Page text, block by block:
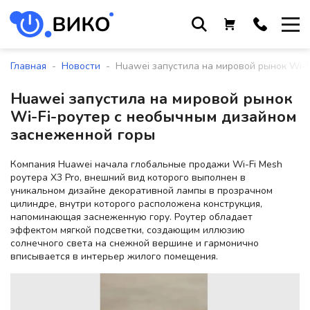
с понедельника по пятницу
+375 44 564 01 13
+375 29 861 18 28
+375 17 388 09 96
По всем вопросам
sales@viko-t.by
Оплата и доставка
Контакты
220118, г. Минск, ул. Крупской, д.
Главная - Новости - Huawei запустила на мировой рынок
Huawei запустила на мировой рынок
Wi-Fi-роутер с необычным дизайном
заснеженной горы
Компания Huawei начала глобальные продажи Wi-Fi Mesh
роутера X3 Pro, внешний вид которого выполнен в
уникальном дизайне декоративной лампы в прозрачном
цилиндре, внутри которого расположена конструкция,
напоминающая заснеженную гору. Роутер обладает
эффектом мягкой подсветки, создающим иллюзию
солнечного света на снежной вершине и гармонично
вписывается в интерьер жилого помещения.